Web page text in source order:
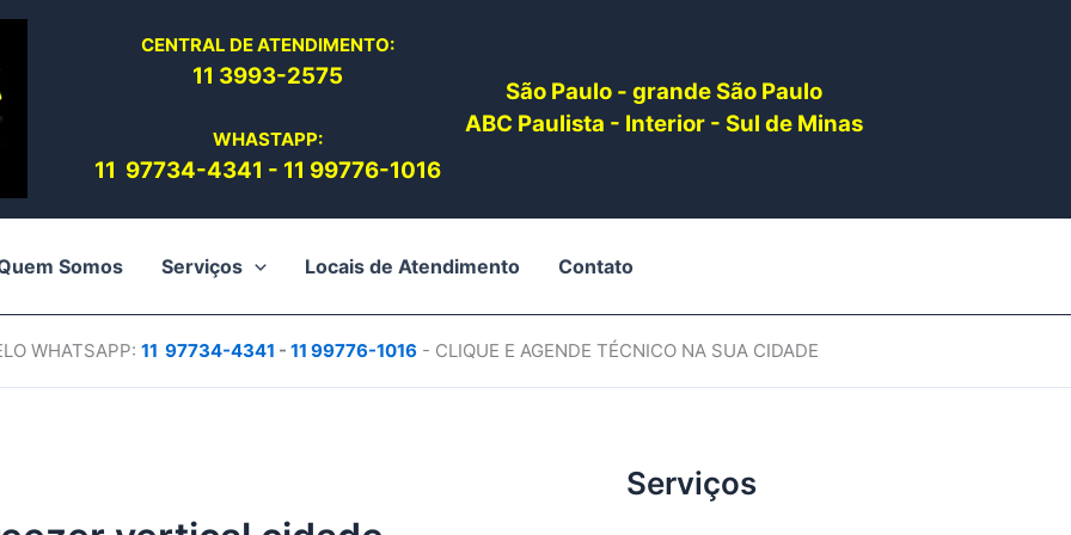
CENTRAL DE ATENDIMENTO:
11 3993-2575
WHASTAPP:
11 97734-4341 - 11 99776-1016
São Paulo - grande São Paulo
ABC Paulista - Interior - Sul de Minas
Somos Serviços Locais de Atendimento Contato
WHATSAPP: 11 97734-4341 - 11 99776-1016 - CLIQUE E AGENDE TÉCNICO NA SUA CIDADE
Serviços